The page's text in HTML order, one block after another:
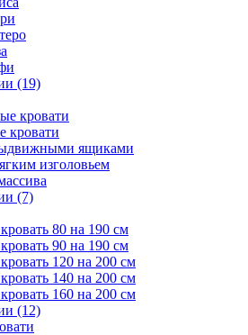
(19)
кровати
кровати
ящиками
изголовьем
(7)
80 на 190 см
90 на 190 см
120 на 200 см
140 на 200 см
160 на 200 см
(12)